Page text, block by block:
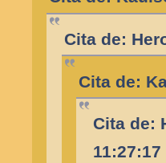
Cita de:
Cita de:
Cita de:
11:27:17